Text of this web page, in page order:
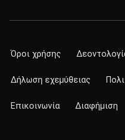
Όροι χρήσης
Δήλωση εχεμύθειας
Επικοινωνία Διαφήμιση